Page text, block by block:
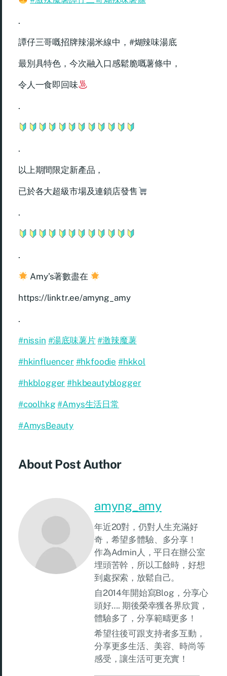
.
譚仔三哥嘅招牌辣湯米線中，#煳辣味湯底
最別具特色，今次融入口感鬆脆嘅薯條中，
令人一食即回味
.
.
以上期間限定新產品，
已於各大超級市場及連鎖店發售
.
.
Amy’s著數盡在
https://linktr.ee/amyng_amy
.
#nissin #湯底味薯片#激辣魔薯
#hkinfluencer #hkfoodie #hkkol
#hkblogger #hkbeautyblogger
#coolhkg #Amys生活日常
#AmysBeauty
About Post Author
amyng_amy
年近20對，仍對人生充滿好
奇，希望多體驗、多分享！
作為Admin人，平日在辦公室
埋頭苦幹，所以工餘時，好想
到處探索，放鬆自己。
自2014年開始寫Blog，分享心
頭好…. 期後榮幸獲各界欣賞，
體驗多了，分享範疇更多！
希望往後可跟支持者多互動，
分享更多生活、美容、時尚等
感受，讓生活可更充實！